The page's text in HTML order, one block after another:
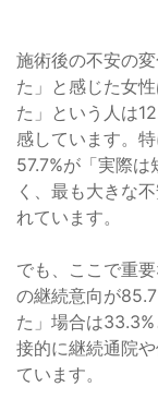
施術後の不安の
た」と感じた女
た」という人は
感しています。
57.7%が「実際
く、最も大きな
れています。
でも、ここで重
の継続意向が
た」場合は
接的に継続通院
ています。